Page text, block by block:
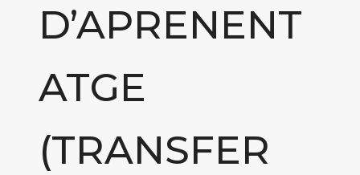
D’APRENENT
ATGE
(TRANSFER